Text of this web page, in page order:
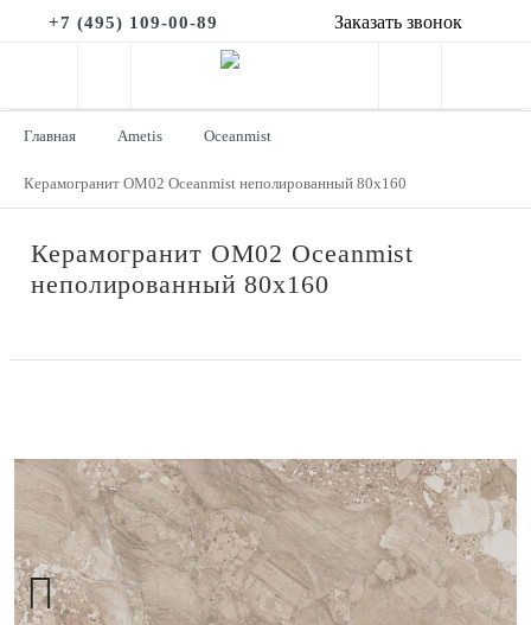
+7 (495) 109-00-89 Заказать звонок
Главная Ametis Oceanmist
Керамогранит OM02 Oceanmist неполированный 80x160
Керамогранит OM02 Oceanmist
неполированный 80x160